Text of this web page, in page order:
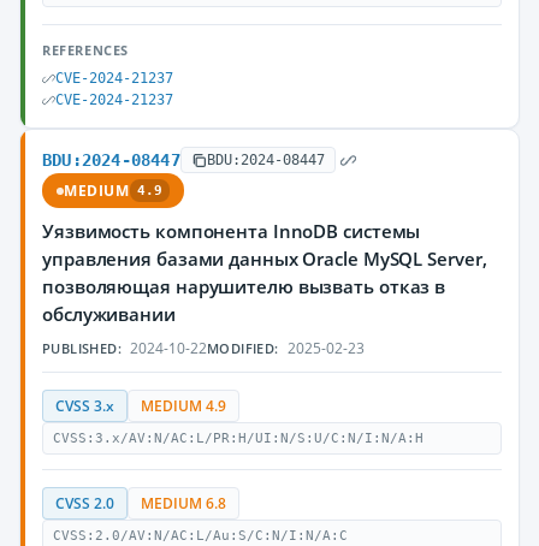
REFERENCES
CVE-2024-21237
CVE-2024-21237
BDU:2024-08447 BDU:2024-08447
MEDIUM 4.9
Уязвимость компонента InnoDB системы
управления базами данных Oracle MySQL Server,
позволяющая нарушителю вызвать отказ в
обслуживании
PUBLISHED: 2024-10-22MODIFIED: 2025-02-23
CVSS 3.x MEDIUM 4.9
CVSS:3.x/AV:N/AC:L/PR:H/UI:N/S:U/C:N/I:N/A:H
CVSS 2.0 MEDIUM 6.8
CVSS:2.0/AV:N/AC:L/Au:S/C:N/I:N/A:C